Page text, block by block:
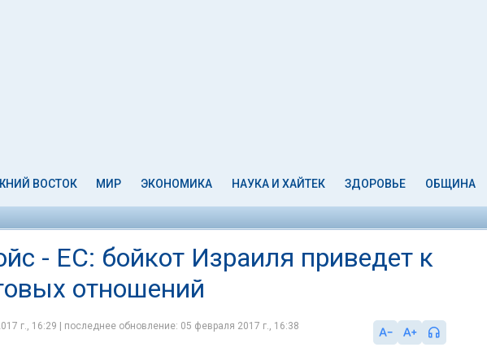
ВОСТОК МИР ЭКОНОМИКА НАУКА И ХАЙТЕК ЗДОРОВЬЕ ОБЩИНА
- ЕС: бойкот Израиля приведет к
отношений
г., 16:29 | последнее обновление: 05 февраля 2017 г., 16:38